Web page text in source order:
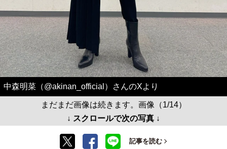
中森明菜（@akinan_official）さんのXより
まだまだ画像は続きます。画像（1/14）
↓ スクロールで次の写真 ↓
記事を読む